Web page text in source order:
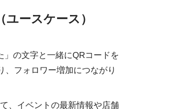
ースケース）
の文字と一緒にQRコードを
、フォロワー増加につながり
、イベントの最新情報や店舗